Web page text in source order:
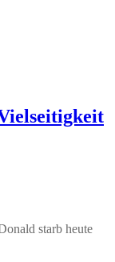
starb heute